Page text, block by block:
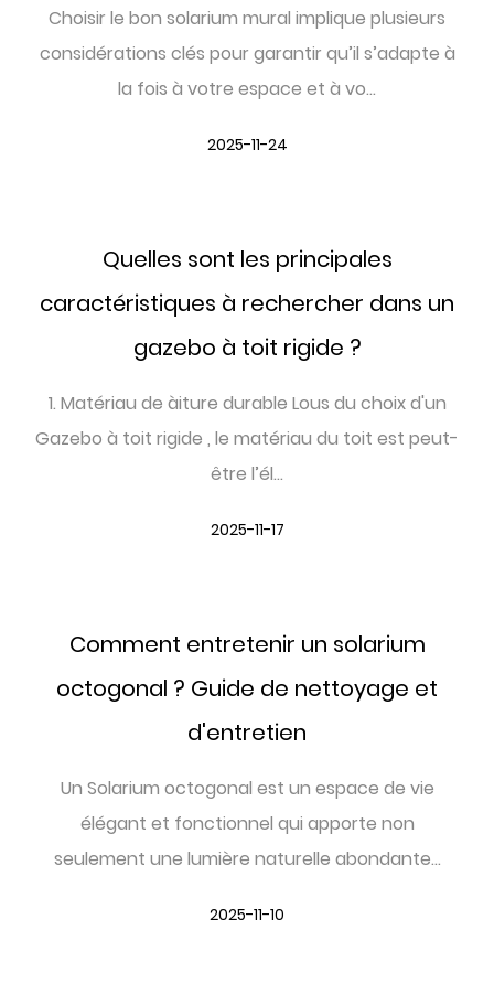
Choisir le bon solarium mural implique plusieurs
considérations clés pour garantir qu’il s’adapte à
la fois à votre espace et à vo...
2025-11-24
Quelles sont les principales
caractéristiques à rechercher dans un
gazebo à toit rigide ?
1. Matériau de àiture durable Lous du choix d'un
Gazebo à toit rigide , le matériau du toit est peut-
être l’él...
2025-11-17
Comment entretenir un solarium
octogonal ? Guide de nettoyage et
d'entretien
Un Solarium octogonal est un espace de vie
élégant et fonctionnel qui apporte non
seulement une lumière naturelle abondante...
2025-11-10